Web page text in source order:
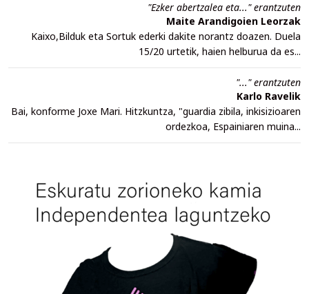
"Ezker abertzalea eta..." erantzuten
Maite Arandigoien Leorzak
Kaixo,Bilduk eta Sortuk ederki dakite norantz doazen. Duela
15/20 urtetik, haien helburua da es...
"..." erantzuten
Karlo Ravelik
Bai, konforme Joxe Mari. Hitzkuntza, "guardia zibila, inkisizioaren
ordezkoa, Espainiaren muina...